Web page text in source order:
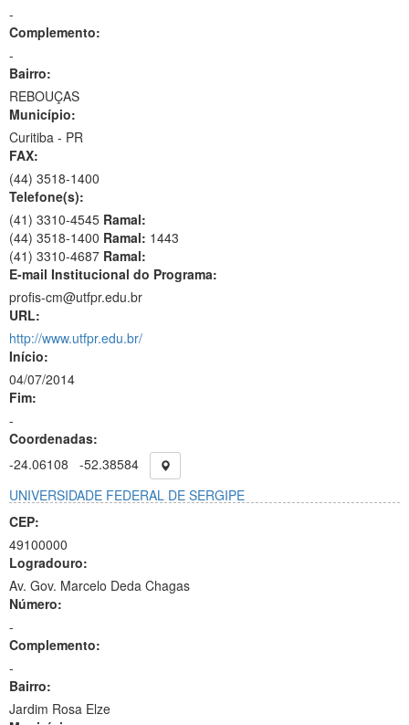
-
Complemento:
-
Bairro:
REBOUÇAS
Município:
Curitiba - PR
FAX:
(44) 3518-1400
Telefone(s):
(41) 3310-4545 Ramal:
(44) 3518-1400 Ramal: 1443
(41) 3310-4687 Ramal:
E-mail Institucional do Programa:
profis-cm@utfpr.edu.br
URL:
http://www.utfpr.edu.br/
Início:
04/07/2014
Fim:
-
Coordenadas:
-24.06108
-52.38584
UNIVERSIDADE FEDERAL DE SERGIPE
CEP:
49100000
Logradouro:
Av. Gov. Marcelo Deda Chagas
Número:
-
Complemento:
-
Bairro:
Jardim Rosa Elze